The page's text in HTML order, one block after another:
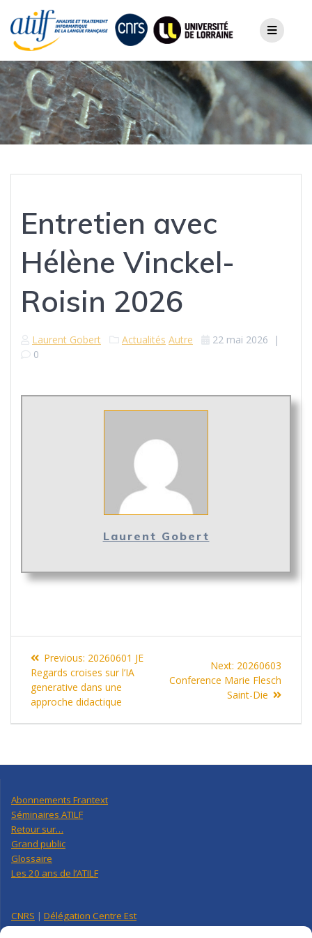
content
Entretien avec
Hélène Vinckel-
Roisin 2026
Laurent Gobert Actualités Autre 22 mai 2026 |
0
Laurent Gobert
Navigation
de
l’article
Previous: Previous
post:
20260601 JE
Regards croises sur l’IA
generative dans une
approche didactique
Next: Next
post:
20260603
Conference Marie Flesch
Saint-Die
Abonnements Frantext
Séminaires ATILF
Retour sur…
Grand public
Glossaire
Les 20 ans de l’ATILF
CNRS | Délégation Centre Est
Université de Lorraine